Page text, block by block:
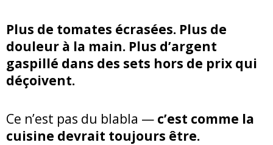
Plus de tomates écrasées. Plus de
douleur à la main. Plus d’argent
gaspillé dans des sets hors de prix qui
déçoivent.
Ce n’est pas du blabla — c’est comme la
cuisine devrait toujours être.